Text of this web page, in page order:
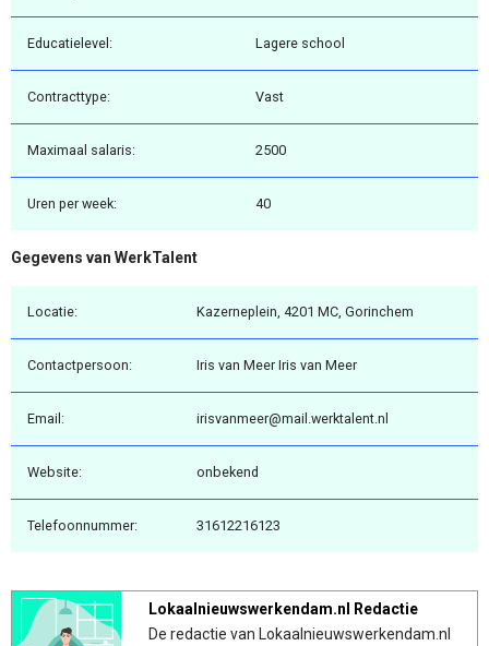
Educatielevel: Lagere school
Contracttype: Vast
Maximaal salaris: 2500
Uren per week: 40
Gegevens van WerkTalent
Locatie: Kazerneplein, 4201 MC, Gorinchem
Contactpersoon: Iris van Meer Iris van Meer
Email: irisvanmeer@mail.werktalent.nl
Website: onbekend
Telefoonnummer: 31612216123
Lokaalnieuwswerkendam.nl Redactie
De redactie van Lokaalnieuwswerkendam.nl